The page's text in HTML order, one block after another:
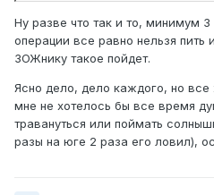
Ну разве что так и то, минимум 3
операции все равно нельзя пить
ЗОЖнику такое пойдет.
Ясно дело, дело каждого, но все
мне не хотелось бы все время
травануться или поймать
разы на юге 2 раза его ловил),